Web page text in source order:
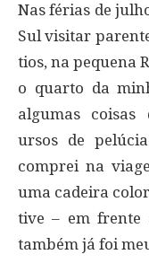
Nas férias de
Sul visitar
tios, na pequena
o quarto da
algumas coisas
ursos de
comprei na
uma cadeira
tive – em frente
também já foi